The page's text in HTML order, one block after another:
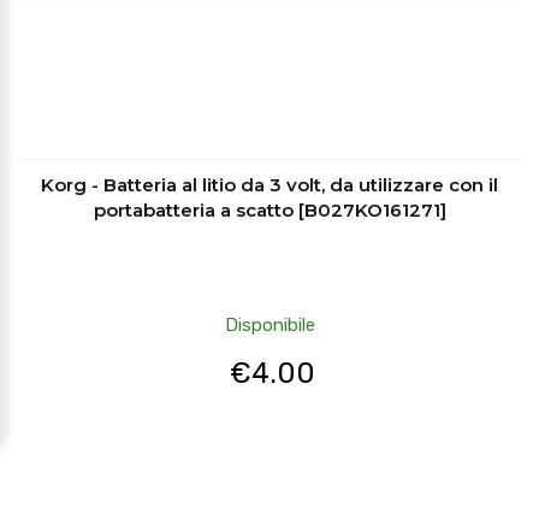
Korg - Batteria al litio da 3 volt, da utilizzare con il
portabatteria a scatto [B027KO161271]
Disponibile
€4.00